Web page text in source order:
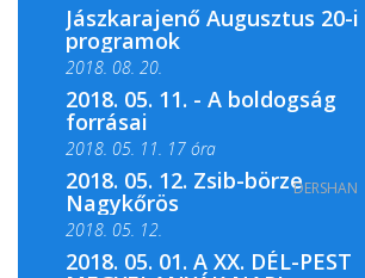
Jászkarajenő Augusztus 20-i
programok
2018. 08. 20.
2018. 05. 11. - A boldogság
forrásai
2018. 05. 11. 17 óra
2018. 05. 11. 19 óra
2018. 05. 12. Zsib-börze
Nagykőrös
2018. 05. 12.
2018. 05. 01. A XX. DÉL-PEST
DERSHAN